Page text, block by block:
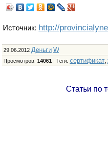
Источник: http://
29.06.2012 Деньги W
Просмотров: 14061| Теги: сертификат,
Статьи по